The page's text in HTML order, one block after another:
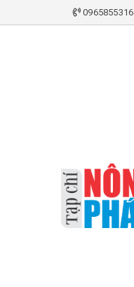
0965855316